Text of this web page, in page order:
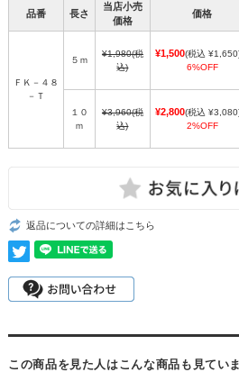
品番 長さ
当店小売
価格
価格
ＦＫ－４８
－Ｔ
５ｍ
¥1,980(税
込)
¥1,500(税込
6%OFF
１０
ｍ
¥3,960(税
込)
¥2,800(税込
2%OFF
返品についての詳細はこちら
この商品を見た人はこんな商品も見てい